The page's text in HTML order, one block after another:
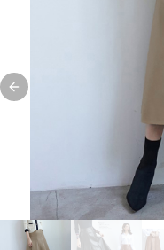
Previous slide